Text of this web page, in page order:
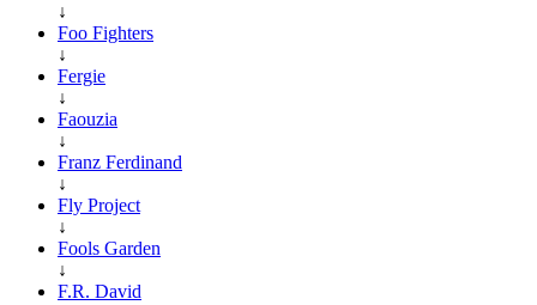
↓
Foo Fighters
↓
Fergie
↓
Faouzia
↓
Franz Ferdinand
↓
Fly Project
↓
Fools Garden
↓
F.R. David